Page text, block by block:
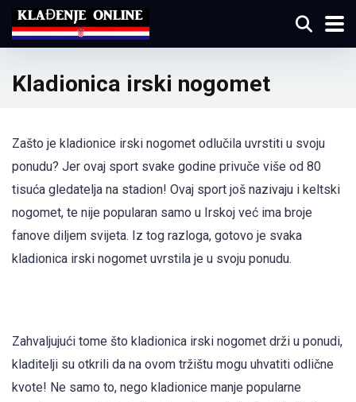
Kladionica irski nogomet
Zašto je kladionice irski nogomet odlučila uvrstiti u svoju
ponudu? Jer ovaj sport svake godine privuče više od 80
tisuća gledatelja na stadion! Ovaj sport još nazivaju i keltski
nogomet, te nije popularan samo u Irskoj već ima broje
fanove diljem svijeta. Iz tog razloga, gotovo je svaka
kladionica irski nogomet uvrstila je u svoju ponudu.
Zahvaljujući tome što kladionica irski nogomet drži u ponudi,
kladitelji su otkrili da na ovom tržištu mogu uhvatiti odlične
kvote! Ne samo to, nego kladionice manje popularne